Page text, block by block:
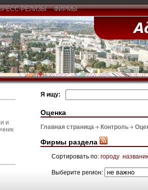
РЕЛИЗЫ ФИРМЫ
и
Я ищу:
Оценка
Главная страница Контроль
Фирмы раздела
Сортировать по: городу
Выберите регион: